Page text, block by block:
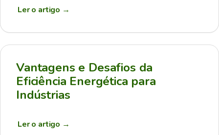
Ler o artigo →
Vantagens e Desafios da
Eficiência Energética para
Indústrias
Ler o artigo →